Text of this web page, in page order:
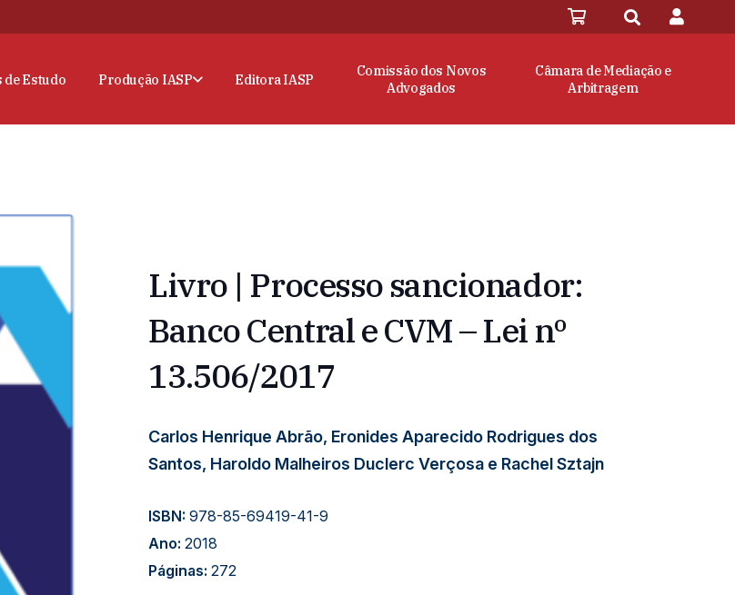
de Estudo Produção IASP Editora IASP
Comissão dos Novos
Advogados
Câmara de Mediação e
Arbitragem
Livro | Processo sancionador:
Banco Central e CVM – Lei nº
13.506/2017
Carlos Henrique Abrão, Eronides Aparecido Rodrigues dos
Santos, Haroldo Malheiros Duclerc Verçosa e Rachel Sztajn
ISBN: 978-85-69419-41-9
Ano: 2018
Páginas: 272